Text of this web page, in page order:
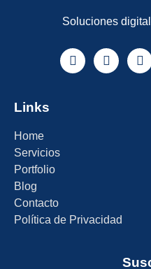
Soluciones
Links
Home
Servicios
Portfolio
Blog
Contacto
Política de Privacidad